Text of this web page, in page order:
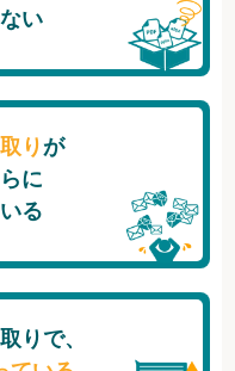
い
り が
に
る
りで、